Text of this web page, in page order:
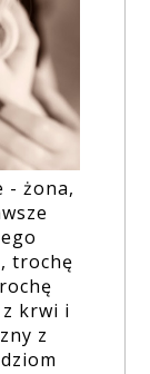
- żona,
trochę
z krwi i
z